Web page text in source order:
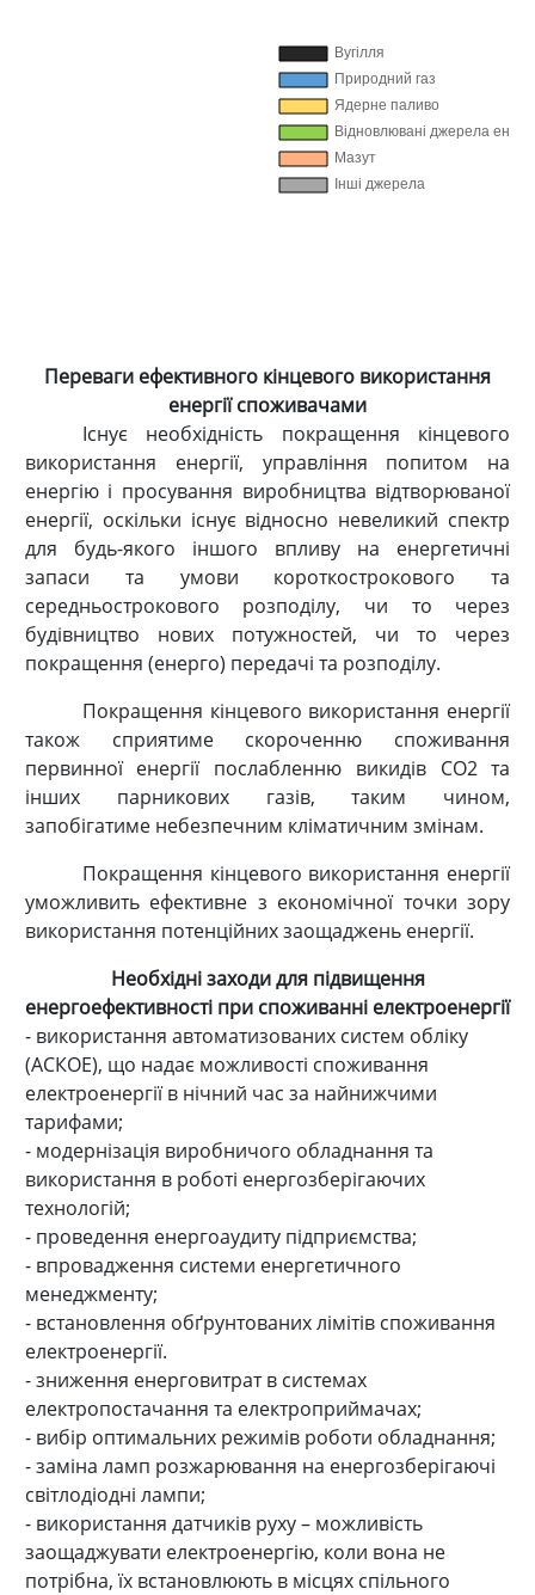
Переваги ефективного кінцевого використання
енергії споживачами
Існує необхідність покращення кінцевого
використання енергії, управління попитом на
енергію і просування виробництва відтворюваної
енергії, оскільки існує відносно невеликий спектр
для будь-якого іншого впливу на енергетичні
запаси та умови короткострокового та
середньострокового розподілу, чи то через
будівництво нових потужностей, чи то через
покращення (енерго) передачі та розподілу.
Покращення кінцевого використання енергії
також сприятиме скороченню споживання
первинної енергії послабленню викидів СО2 та
інших парникових газів, таким чином,
запобігатиме небезпечним кліматичним змінам.
Покращення кінцевого використання енергії
уможливить ефективне з економічної точки зору
використання потенційних заощаджень енергії.
Необхідні заходи для підвищення
енергоефективності при споживанні електроенергії
- використання автоматизованих систем обліку
(АСКОЕ), що надає можливості споживання
електроенергії в нічний час за найнижчими
тарифами;
- модернізація виробничого обладнання та
використання в роботі енергозберігаючих
технологій;
- проведення енергоаудиту підприємства;
- впровадження системи енергетичного
менеджменту;
- встановлення обґрунтованих лімітів споживання
електроенергії.
- зниження енерговитрат в системах
електропостачання та електроприймачах;
- вибір оптимальних режимів роботи обладнання;
- заміна ламп розжарювання на енергозберігаючі
світлодіодні лампи;
- використання датчиків руху – можливість
заощаджувати електроенергію, коли вона не
потрібна, їх встановлюють в місцях спільного